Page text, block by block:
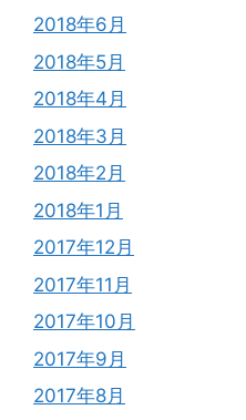
2018年6月
2018年5月
2018年4月
2018年3月
2018年2月
2018年1月
2017年12月
2017年11月
2017年10月
2017年9月
2017年8月